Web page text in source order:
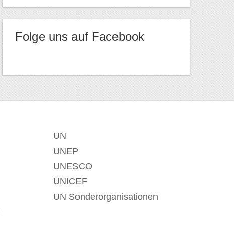
Folge uns auf Facebook
UN
UNEP
UNESCO
UNICEF
UN Sonderorganisationen